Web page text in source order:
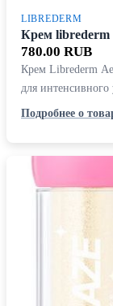
LIBREDERM
Крем librederm
780.00 RUB
Крем Librederm
для
Подробнее о